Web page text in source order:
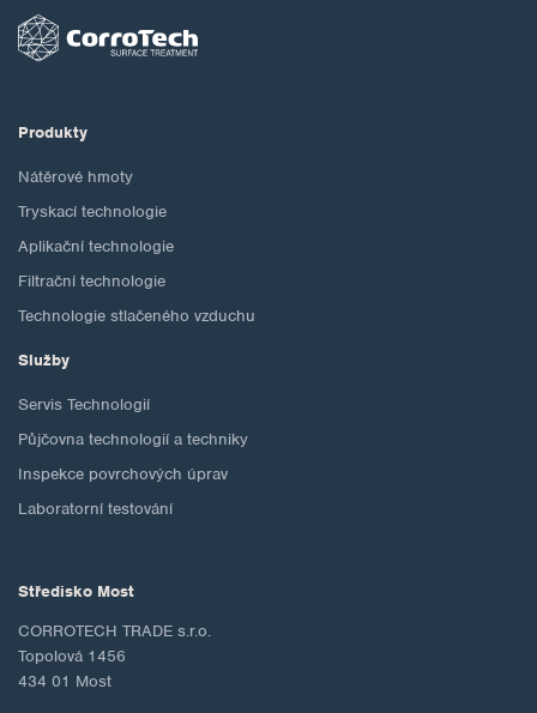
Produkty
Nátěrové hmoty
Tryskací technologie
Aplikační technologie
Filtrační technologie
Technologie stlačeného vzduchu
Služby
Servis Technologií
Půjčovna technologií a techniky
Inspekce povrchových úprav
Laboratorní testování
Středisko Most
CORROTECH TRADE s.r.o.
Topolová 1456
434 01 Most